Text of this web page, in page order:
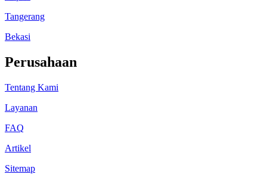
Tangerang
Bekasi
Perusahaan
Tentang Kami
Layanan
FAQ
Artikel
Sitemap